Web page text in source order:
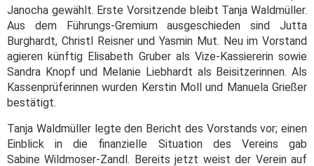
Janocha gewählt. Erste Vorsitzende bleibt Tanja Waldmüller.
Aus dem Führungs-Gremium ausgeschieden sind Jutta
Burghardt, Christl Reisner und Yasmin Mut. Neu im Vorstand
agieren künftig Elisabeth Gruber als Vize-Kassiererin sowie
Sandra Knopf und Melanie Liebhardt als Beisitzerinnen. Als
Kassenprüferinnen wurden Kerstin Moll und Manuela Grießer
bestätigt.
Tanja Waldmüller legte den Bericht des Vorstands vor; einen
Einblick in die finanzielle Situation des Vereins gab
Sabine Wildmoser-Zandl. Bereits jetzt weist der Verein auf